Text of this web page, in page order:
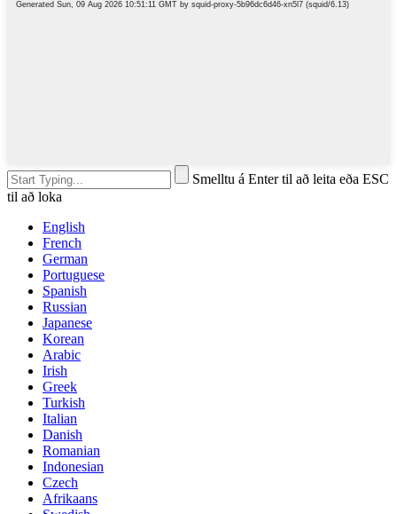
Smelltu á Enter til að leita eða ESC
til að loka
English
French
German
Portuguese
Spanish
Russian
Japanese
Korean
Arabic
Irish
Greek
Turkish
Italian
Danish
Romanian
Indonesian
Czech
Afrikaans